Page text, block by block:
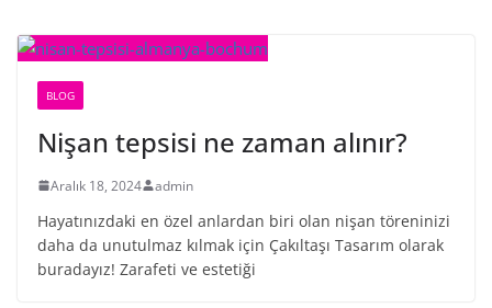
BLOG
Nişan tepsisi ne zaman alınır?
Aralık 18, 2024 admin
Hayatınızdaki en özel anlardan biri olan nişan töreninizi
daha da unutulmaz kılmak için Çakıltaşı Tasarım olarak
buradayız! Zarafeti ve estetiği